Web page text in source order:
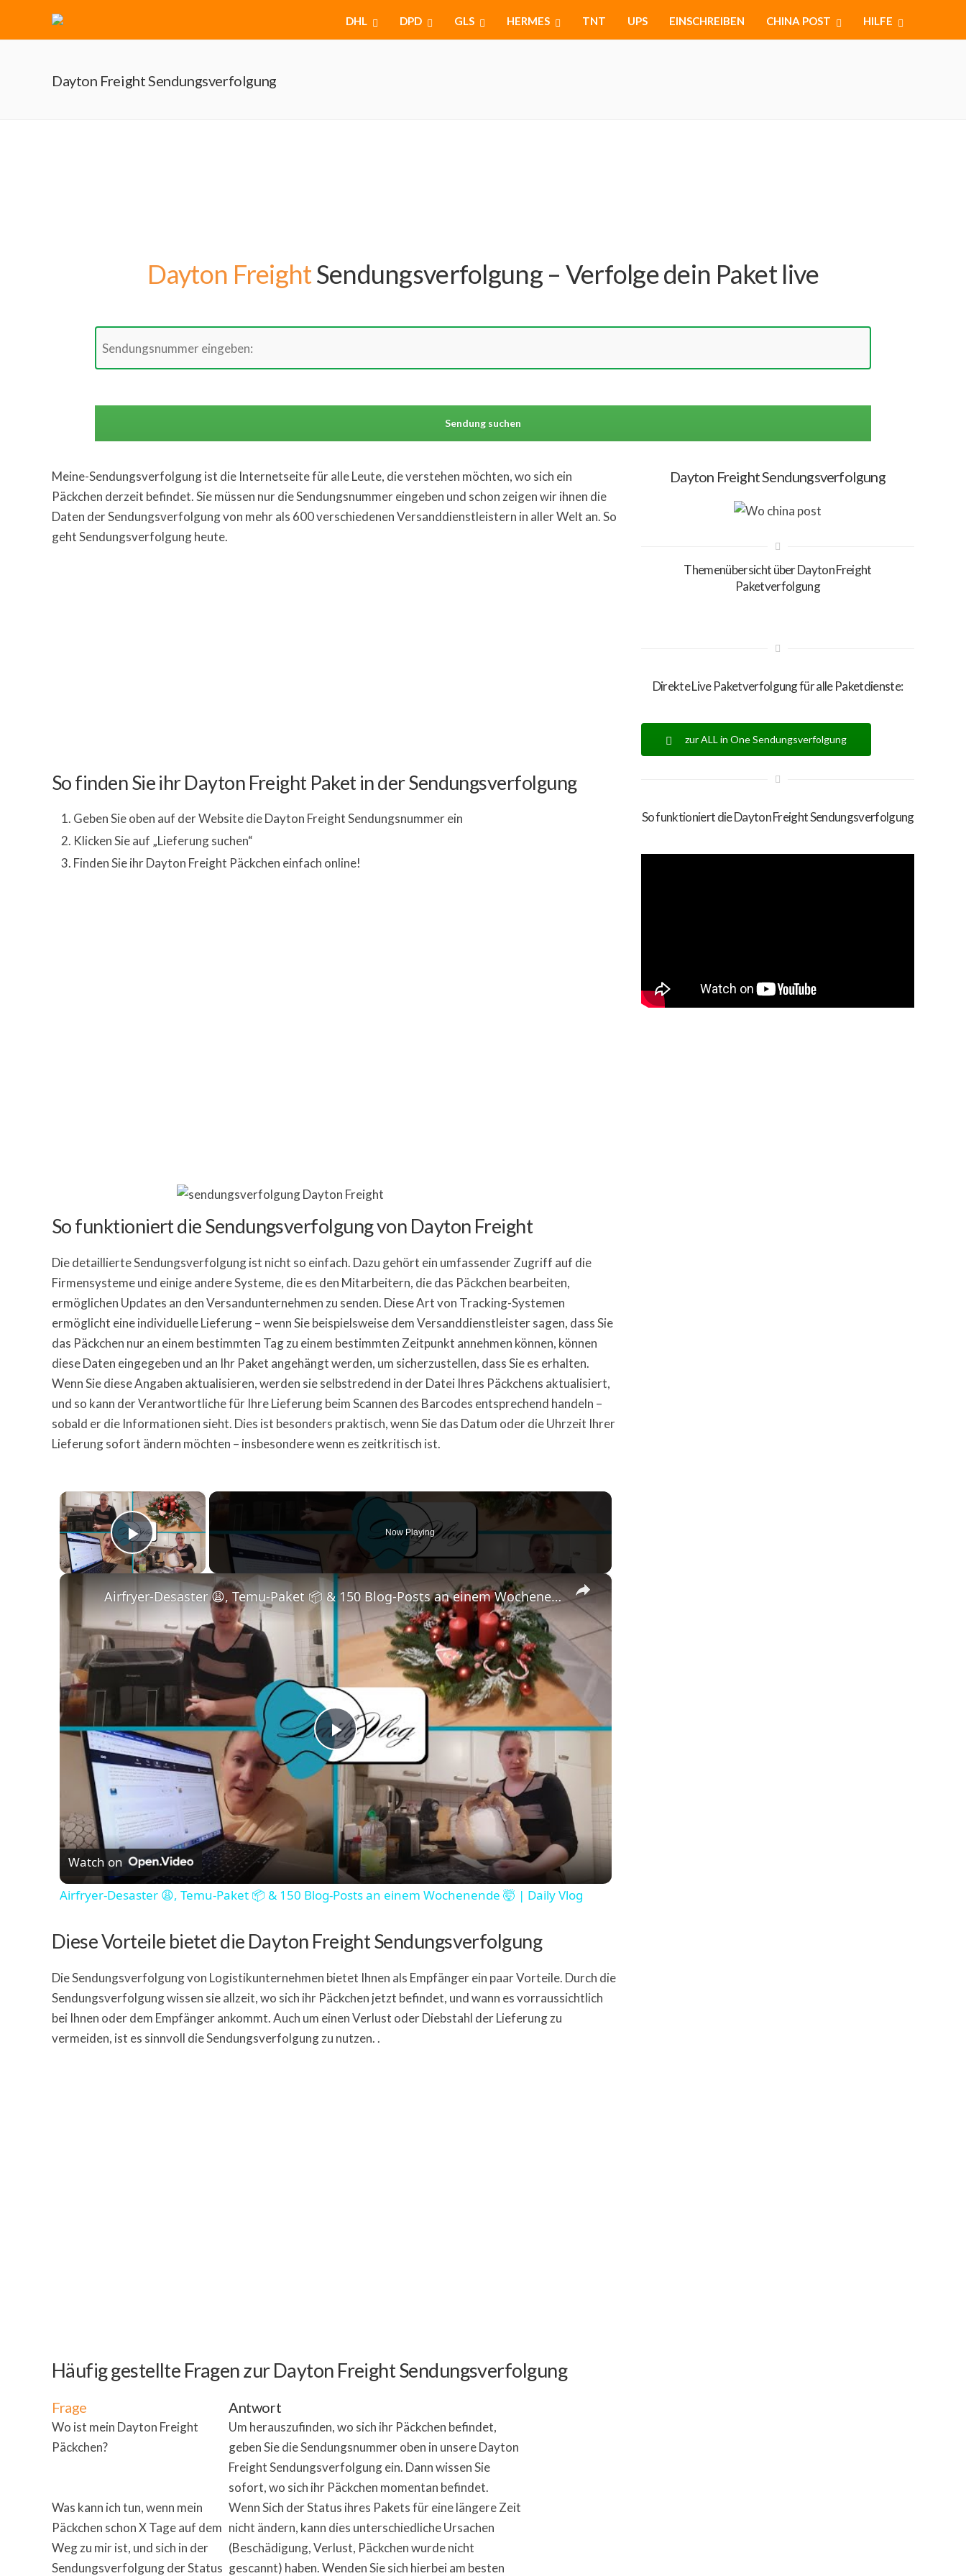
DHL DPD GLS HERMES TNT UPS EINSCHREIBEN CHINA POST HILFE
Dayton Freight Sendungsverfolgung
Dayton FreightSendungsverfolgung – Verfolge dein Paket live
Meine-Sendungsverfolgung ist die Internetseite für alle Leute, die verstehen möchten, wo sich ein
Päckchen derzeit befindet. Sie müssen nur die Sendungsnummer eingeben und schon zeigen wir ihnen die
Daten der Sendungsverfolgung von mehr als 600 verschiedenen Versanddienstleistern in aller Welt an. So
geht Sendungsverfolgung heute.
So finden Sie ihr Dayton Freight Paket in der Sendungsverfolgung
Geben Sie oben auf der Website die Dayton Freight Sendungsnummer ein
Klicken Sie auf „Lieferung suchen“
Finden Sie ihr Dayton Freight Päckchen einfach online!
So funktioniert die Sendungsverfolgung von Dayton Freight
Die detaillierte Sendungsverfolgung ist nicht so einfach. Dazu gehört ein umfassender Zugriff auf die
Firmensysteme und einige andere Systeme, die es den Mitarbeitern, die das Päckchen bearbeiten,
ermöglichen Updates an den Versandunternehmen zu senden. Diese Art von Tracking-Systemen
ermöglicht eine individuelle Lieferung – wenn Sie beispielsweise dem Versanddienstleister sagen, dass Sie
das Päckchen nur an einem bestimmten Tag zu einem bestimmten Zeitpunkt annehmen können, können
diese Daten eingegeben und an Ihr Paket angehängt werden, um sicherzustellen, dass Sie es erhalten.
Wenn Sie diese Angaben aktualisieren, werden sie selbstredend in der Datei Ihres Päckchens aktualisiert,
und so kann der Verantwortliche für Ihre Lieferung beim Scannen des Barcodes entsprechend handeln –
sobald er die Informationen sieht. Dies ist besonders praktisch, wenn Sie das Datum oder die Uhrzeit Ihrer
Lieferung sofort ändern möchten – insbesondere wenn es zeitkritisch ist.
×
Play Video
Now Playing
×
Play Video
Airfryer-Desaster 😩, Temu-Paket 📦 & 150 Blog-Posts an einem Wochenende 🤯 | Daily Vlog
Watch on
Airfryer-Desaster 😩, Temu-Paket 📦 & 150 Blog-Posts an einem Wochenende 🤯 | Daily Vlog
Diese Vorteile bietet die Dayton Freight Sendungsverfolgung
Die Sendungsverfolgung von Logistikunternehmen bietet Ihnen als Empfänger ein paar Vorteile. Durch die
Sendungsverfolgung wissen sie allzeit, wo sich ihr Päckchen jetzt befindet, und wann es vorraussichtlich
bei Ihnen oder dem Empfänger ankommt. Auch um einen Verlust oder Diebstahl der Lieferung zu
vermeiden, ist es sinnvoll die Sendungsverfolgung zu nutzen. .
Häufig gestellte Fragen zur Dayton Freight Sendungsverfolgung
Frage Antwort
Wo ist mein Dayton Freight
Päckchen?
Um herauszufinden, wo sich ihr Päckchen befindet,
geben Sie die Sendungsnummer oben in unsere Dayton
Freight Sendungsverfolgung ein. Dann wissen Sie
sofort, wo sich ihr Päckchen momentan befindet.
Was kann ich tun, wenn mein
Päckchen schon X Tage auf dem
Weg zu mir ist, und sich in der
Sendungsverfolgung der Status
Wenn Sich der Status ihres Pakets für eine längere Zeit
nicht ändern, kann dies unterschiedliche Ursachen
(Beschädigung, Verlust, Päckchen wurde nicht
gescannt) haben. Wenden Sie sich hierbei am besten
Dayton Freight Sendungsverfolgung
Themenübersicht über Dayton Freight
Paketverfolgung
Direkte Live Paketverfolgung für alle Paketdienste:
zur ALL in One Sendungsverfolgung
So funktioniert die Dayton Freight Sendungsverfolgung